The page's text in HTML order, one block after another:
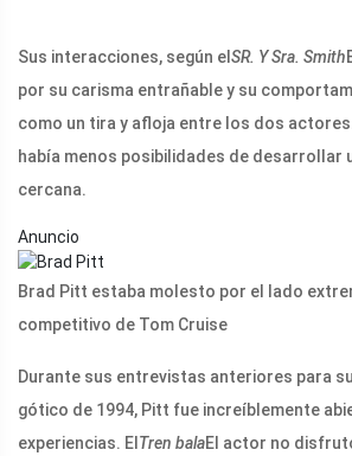
Sus interacciones, según el SR. Y Sra. Smith
por su carisma entrañable y su
como un tira y afloja entre los dos
había menos posibilidades de desarrollar
cercana.
Anuncio
Brad Pitt estaba molesto por el lado
competitivo de Tom Cruise
Durante sus entrevistas anteriores para
gótico de 1994, Pitt fue increíblemente
experiencias. El Tren balaEl actor no